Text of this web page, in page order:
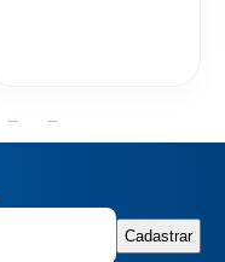
Cadastrar